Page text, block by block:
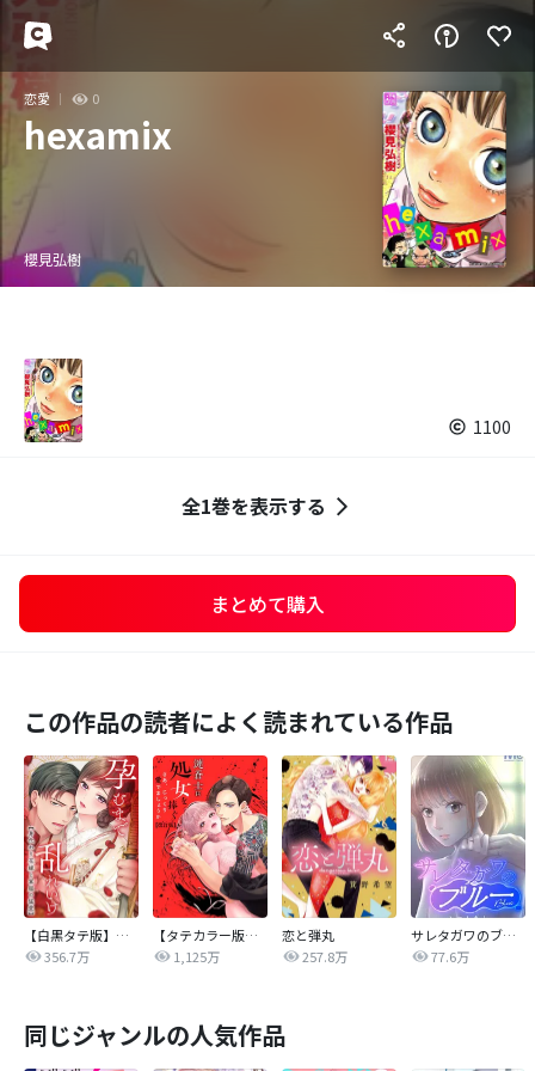
恋愛 0
hexamix
櫻見弘樹
1100
全1巻を表示する
まとめて購入
この作品の読者によく読まれている作品
【白黒タテ版】孕むまで乱れいけ～身代わり花嫁と軍服の猛愛
356.7万
【タテカラー版】漣蒼士に処女を捧ぐ～さあ、じっくり愛でましょうか
1,125万
恋と弾丸
257.8万
サレタガワのブルー【タテヨミ】
77.6万
同じジャンルの人気作品